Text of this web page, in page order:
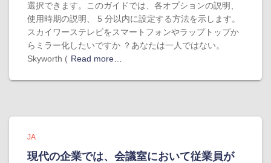
選択できます。このガイドでは、各オプションの説明、
使用時期の説明、 5 分以内に設定する方法を示します。
スカイワーステレビをスマートフォンやラップトップか
らミラー化したいですか ？あなたは一人ではない。
Skyworth ( Read more…
JA
現代の企業では、会議室において従業員が